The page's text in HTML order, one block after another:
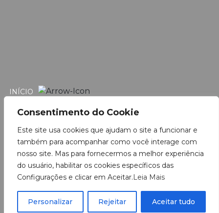
Consentimento do Cookie
Este site usa cookies que ajudam o site a funcionar e
também para acompanhar como você interage com
nosso site. Mas para fornecermos a melhor experiência
do usuário, habilitar os cookies específicos das
Configurações e clicar em Aceitar.Leia Mais
Personalizar Rejeitar Aceitar tudo
INÍCIO
PRODUTOS
CATÁLOGOS
CONTATO
INSTRUÇÕES DE USO
TRABALHE CONOSCO
POLÍTICA DE PRIVACIDADE